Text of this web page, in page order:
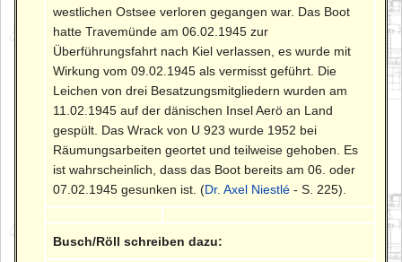
westlichen Ostsee verloren gegangen war. Das Boot
hatte Travemünde am 06.02.1945 zur
Überführungsfahrt nach Kiel verlassen, es wurde mit
Wirkung vom 09.02.1945 als vermisst geführt. Die
Leichen von drei Besatzungsmitgliedern wurden am
11.02.1945 auf der dänischen Insel Aerö an Land
gespült. Das Wrack von U 923 wurde 1952 bei
Räumungsarbeiten geortet und teilweise gehoben. Es
ist wahrscheinlich, dass das Boot bereits am 06. oder
07.02.1945 gesunken ist. (Dr. Axel Niestlé - S. 225).
Busch/Röll schreiben dazu: